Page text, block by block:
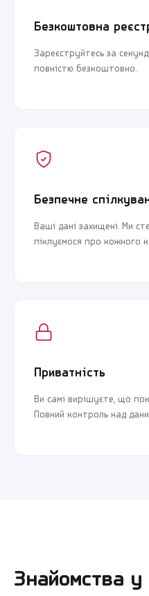
Безкоштовна
Зареєструйтесь за
повністю безкоштовно.
Безпечне
Ваші дані захищені. Ми
піклуємося про кожного
Приватність
Ви самі вирішуєте, що
Повний контроль над
Знайомства у